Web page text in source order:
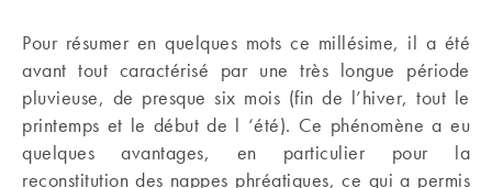
Pour résumer en quelques mots ce millésime, il a été
avant tout caractérisé par une très longue période
pluvieuse, de presque six mois (fin de l’hiver, tout le
printemps et le début de l ‘été). Ce phénomène a eu
quelques avantages, en particulier pour la
reconstitution des nappes phréatiques, ce qui a permis